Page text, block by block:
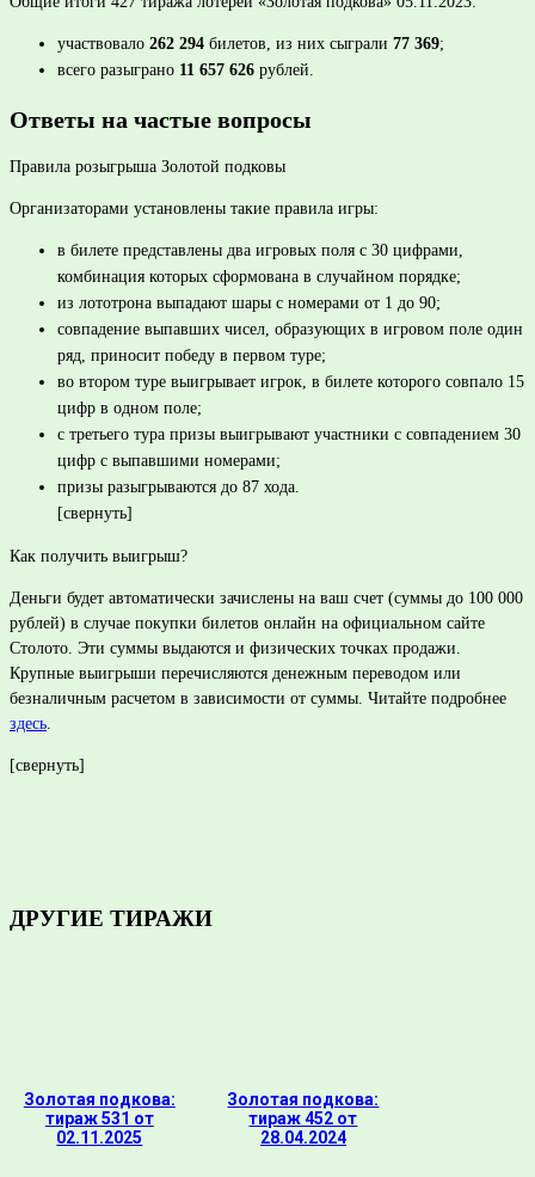
участвовало 262 294 билетов, из них сыграли 77 369;
всего разыграно 11 657 626 рублей.
Ответы на частые вопросы
Правила розыгрыша Золотой подковы
Организаторами установлены такие правила игры:
в билете представлены два игровых поля с 30 цифрами,
комбинация которых сформована в случайном порядке;
из лототрона выпадают шары с номерами от 1 до 90;
совпадение выпавших чисел, образующих в игровом поле один
ряд, приносит победу в первом туре;
во втором туре выигрывает игрок, в билете которого совпало 15
цифр в одном поле;
с третьего тура призы выигрывают участники с совпадением 30
цифр с выпавшими номерами;
призы разыгрываются до 87 хода.
[свернуть]
Как получить выигрыш?
Деньги будет автоматически зачислены на ваш счет (суммы до 100 000
рублей) в случае покупки билетов онлайн на официальном сайте
Столото. Эти суммы выдаются и физических точках продажи.
Крупные выигрыши перечисляются денежным переводом или
безналичным расчетом в зависимости от суммы. Читайте подробнее
здесь.
[свернуть]
ДРУГИЕ ТИРАЖИ
Золотая подкова:
тираж 531 от
02.11.2025
Золотая подкова:
тираж 452 от
28.04.2024